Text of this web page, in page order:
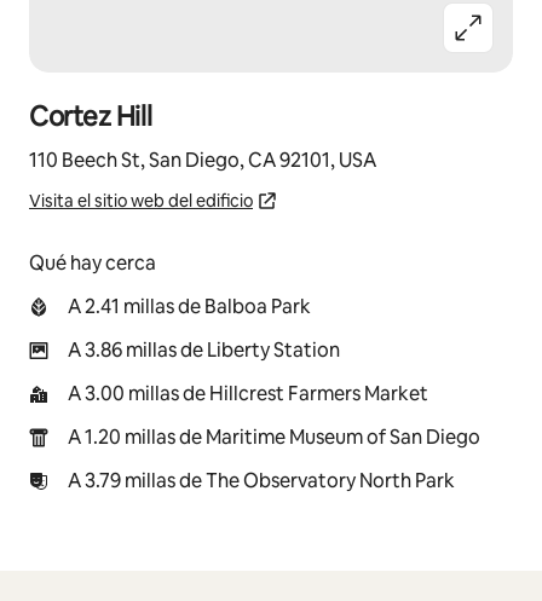
Cortez Hill
110 Beech St, San Diego, CA 92101, USA
Visita el sitio web del edificio
Qué hay cerca
A 2.41 millas de Balboa Park
A 3.86 millas de Liberty Station
A 3.00 millas de Hillcrest Farmers Market
A 1.20 millas de Maritime Museum of San Diego
A 3.79 millas de The Observatory North Park